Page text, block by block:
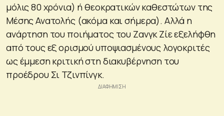
μόλις 80 χρόνια) ή θεοκρατικών καθεστώτων της
Μέσης Ανατολής (ακόμα και σήμερα). Αλλά η
ανάρτηση του ποιήματος του Ζανγκ Ζίε εξελήφθη
από τους εξ ορισμού υποψιασμένους λογοκριτές
ως έμμεση κριτική στη διακυβέρνηση του
προέδρου Σι Τζινπίνγκ.